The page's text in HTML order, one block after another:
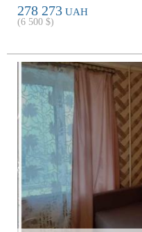
278 273 UAH
(6 500 $)